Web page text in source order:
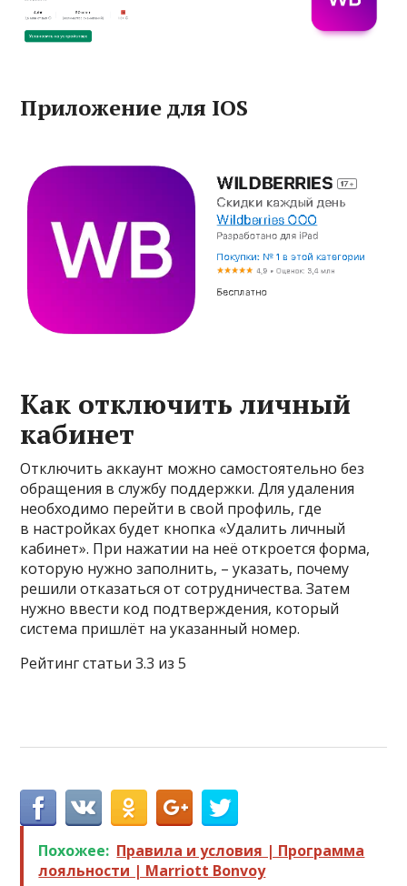
Приложение для IOS
Как отключить личный
кабинет
Отключить аккаунт можно самостоятельно без
обращения в службу поддержки. Для удаления
необходимо перейти в свой профиль, где
в настройках будет кнопка «Удалить личный
кабинет». При нажатии на неё откроется форма,
которую нужно заполнить, – указать, почему
решили отказаться от сотрудничества. Затем
нужно ввести код подтверждения, который
система пришлёт на указанный номер.
Рейтинг статьи 3.3 из 5
Похожее: Правила и условия | Программа
лояльности | Marriott Bonvoy